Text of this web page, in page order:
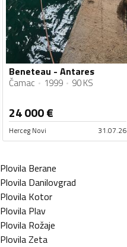
Beneteau - Antares
Čamac 1999 90 KS
24 000€
Herceg Novi 31.07.26
Plovila Berane
Plovila Danilovgrad
Plovila Kotor
Plovila Plav
Plovila Rožaje
PlovilaZeta